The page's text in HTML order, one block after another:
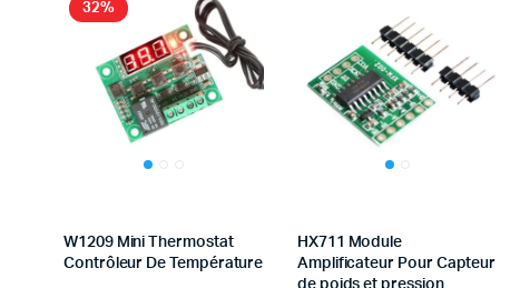
32%
W1209 Mini Thermostat
Contrôleur De Température
HX711 Module
Amplificateur Pour Capteur